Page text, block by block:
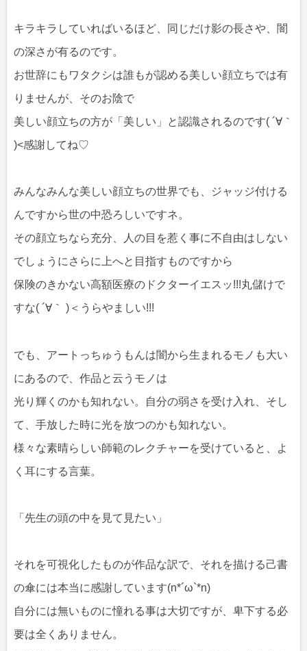
キラキラしていればいるほど、同じだけ影の長さや、闇
の深さが有るのです。
お世辞にもワタクシは誰もが認める美しい顔立ちでは有
りませんが、そのお陰で
美しい顔立ちの方が「美しい」と認識されるのです( ´∀｀
)<感謝してね♡
みんなみんな美しい顔立ちの世界でも、ジャッジ付ける
んですから世の中恐ろしいですネ。
その顔立ちなら充分、人の目を惹く事に不自由はしない
でしょうにさらに上へと目指すものですから
保険のきかない高額医療のドクターイエスッ!!!丸儲けで
すな( ´∀｀ )＜うらやましい!!!
でも、アートっちゅうもんは闇から生まれるモノも大い
にあるので、作品と云うモノは
光り輝くのかも知れない。自分の弱さを受け入れ、そし
て、手放した時に光を放つのかも知れない。
様々な素晴らしい師範のレクチャーを受けていると、よ
く耳にする言葉。
「先生の頭の中を見て見たい」
それを可視化したものが作品な訳で、それを描ける己書
の傘には本当に感謝しています(n*´ω`*n)
自分には無いものに憧れる事は大切ですが、卑下する必
要は全くありません。